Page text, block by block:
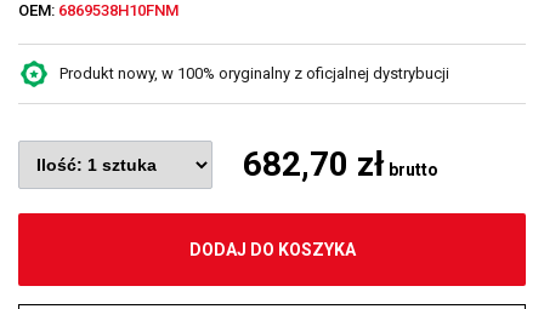
OEM: 6869538H10FNM
Produkt nowy, w 100% oryginalny z oficjalnej dystrybucji
682,70 zł brutto
DODAJ DO KOSZYKA